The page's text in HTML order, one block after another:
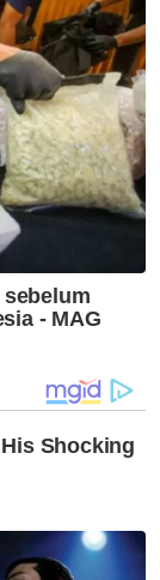
buka